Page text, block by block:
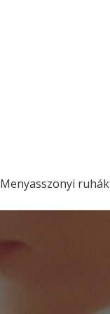
Menyasszonyi ruhák